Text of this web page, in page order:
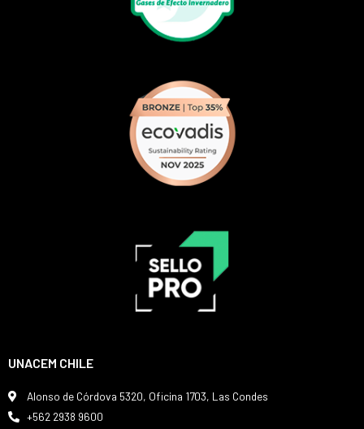
UNACEM CHILE
Alonso de Córdova 5320, Oficina 1703, Las Condes
+562 2938 9600